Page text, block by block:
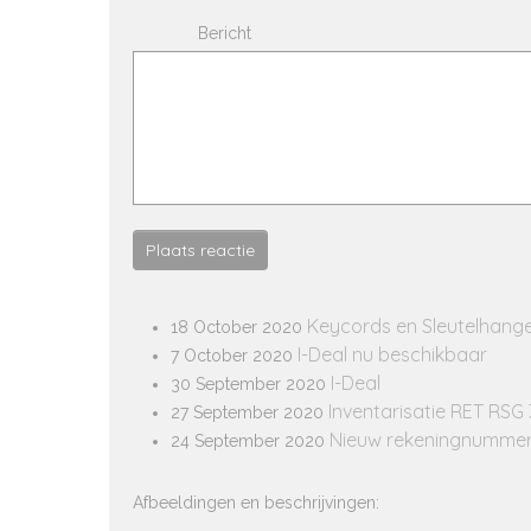
Bericht
Plaats reactie
18 October 2020 Keycords en
7 October 2020 I-Deal nu beschikbaar
30 September 2020 I-Deal
27 September 2020 Inventarisatie RET RSG
24 September 2020 Nieuw
Afbeeldingen en beschrijvingen: